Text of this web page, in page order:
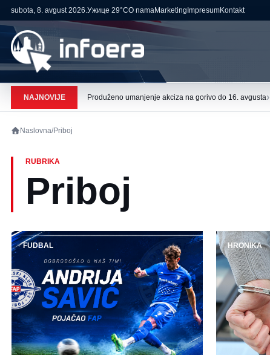
subota, 8. avgust 2026.Ужице 29°CO namaMarketing ImpresumKontakt
NAJNOVIJE Produženo umanjenje akciza na gorivo do 16. avgusta›
Naslovna/Priboj
RUBRIKA
Priboj
FUDBAL HRONIKA